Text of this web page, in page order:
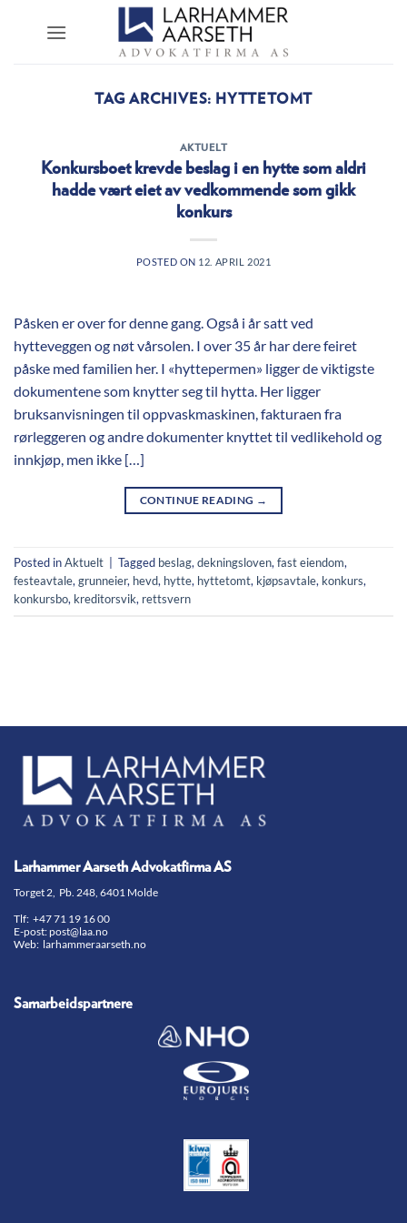
TAG ARCHIVES: HYTTETOMT
AKTUELT
Konkursboet krevde beslag i en hytte som aldri
hadde vært eiet av vedkommende som gikk
konkurs
POSTED ON 12. APRIL 2021
Påsken er over for denne gang. Også i år satt ved
hytteveggen og nøt vårsolen. I over 35 år har dere feiret
påske med familien her. I «hyttepermen» ligger de viktigste
dokumentene som knytter seg til hytta. Her ligger
bruksanvisningen til oppvaskmaskinen, fakturaen fra
rørleggeren og andre dokumenter knyttet til vedlikehold og
innkjøp, men ikke […]
CONTINUE READING →
Posted inAktuelt Tagged beslag, dekningsloven, fast eiendom,
festeavtale, grunneier, hevd, hytte, hyttetomt, kjøpsavtale, konkurs,
konkursbo, kreditorsvik, rettsvern
Larhammer Aarseth Advokatfirma AS
Torget 2, Pb. 248, 6401 Molde
Tlf: +47 71 19 16 00
E-post:post@laa.no
Web: larhammeraarseth.no
Samarbeidspartnere